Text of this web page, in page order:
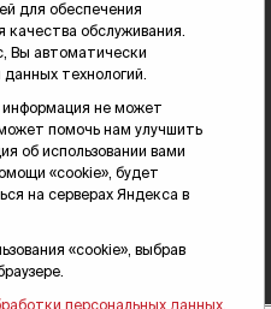
«Вслух.ру»
для обеспечения
обслуживания.
Вы автоматически
технологий.
не может
помочь нам улучшить
об использовании вами
«cookie», будет
на серверах Яндекса в
«cookie», выбрав
персональных данных